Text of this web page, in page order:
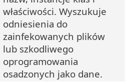
właściwości. Wyszukuje
odniesienia do
zainfekowanych plików
lub szkodliwego
oprogramowania
osadzonych jako dane.